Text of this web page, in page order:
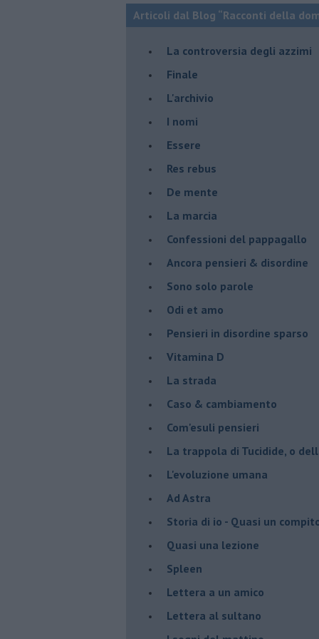
Articoli dal Blog “Racconti della
La controversia degli azzimi
Finale
L'archivio
I nomi
Essere
Res rebus
De mente
La marcia
Confessioni del pappagallo
Ancora pensieri & disordine
Sono solo parole
Odi et amo
Pensieri in disordine sparso
Vitamina D
La strada
Caso & cambiamento
Com'esuli pensieri
La trappola di Tucidide, o
L'evoluzione umana
Ad Astra
Storia di io - Quasi un
Quasi una lezione
Spleen
Lettera a un amico
Lettera al sultano